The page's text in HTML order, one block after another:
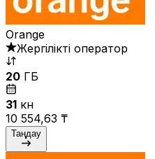
Orange
Жергілікті оператор
20 ГБ
31 күн
10 554,63 ₸
Таңдау